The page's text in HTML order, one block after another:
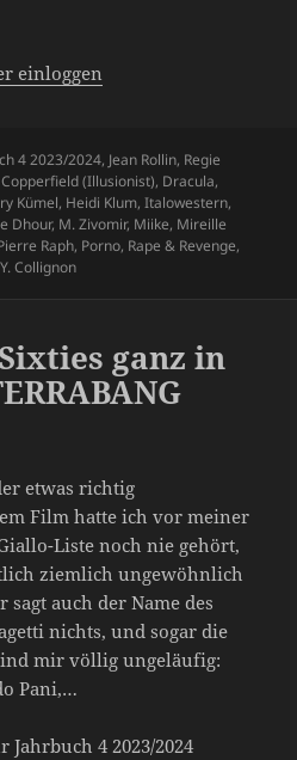
einloggen
4 2023/2024, Jean Rollin, Regie
(Illusionist), Dracula,
Kümel, Heidi Klum,Italowestern,
Dhour, M. Zivomir, Miike, Mireille
Raph, Porno, Rape & Revenge,
Y. Collignon
ganz in
etwas richtig
Film hatte ich vor meiner
Liste noch nie gehört,
ziemlich ungewöhnlich
auch der Name des
nichts, und sogar die
mir völlig ungeläufig:
Pani,…
4 2023/2024